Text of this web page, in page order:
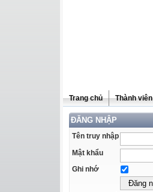
Trang chủ Thành viên
ĐĂNG NHẬP
Tên truy nhập
Mật khẩu
Ghi nhớ